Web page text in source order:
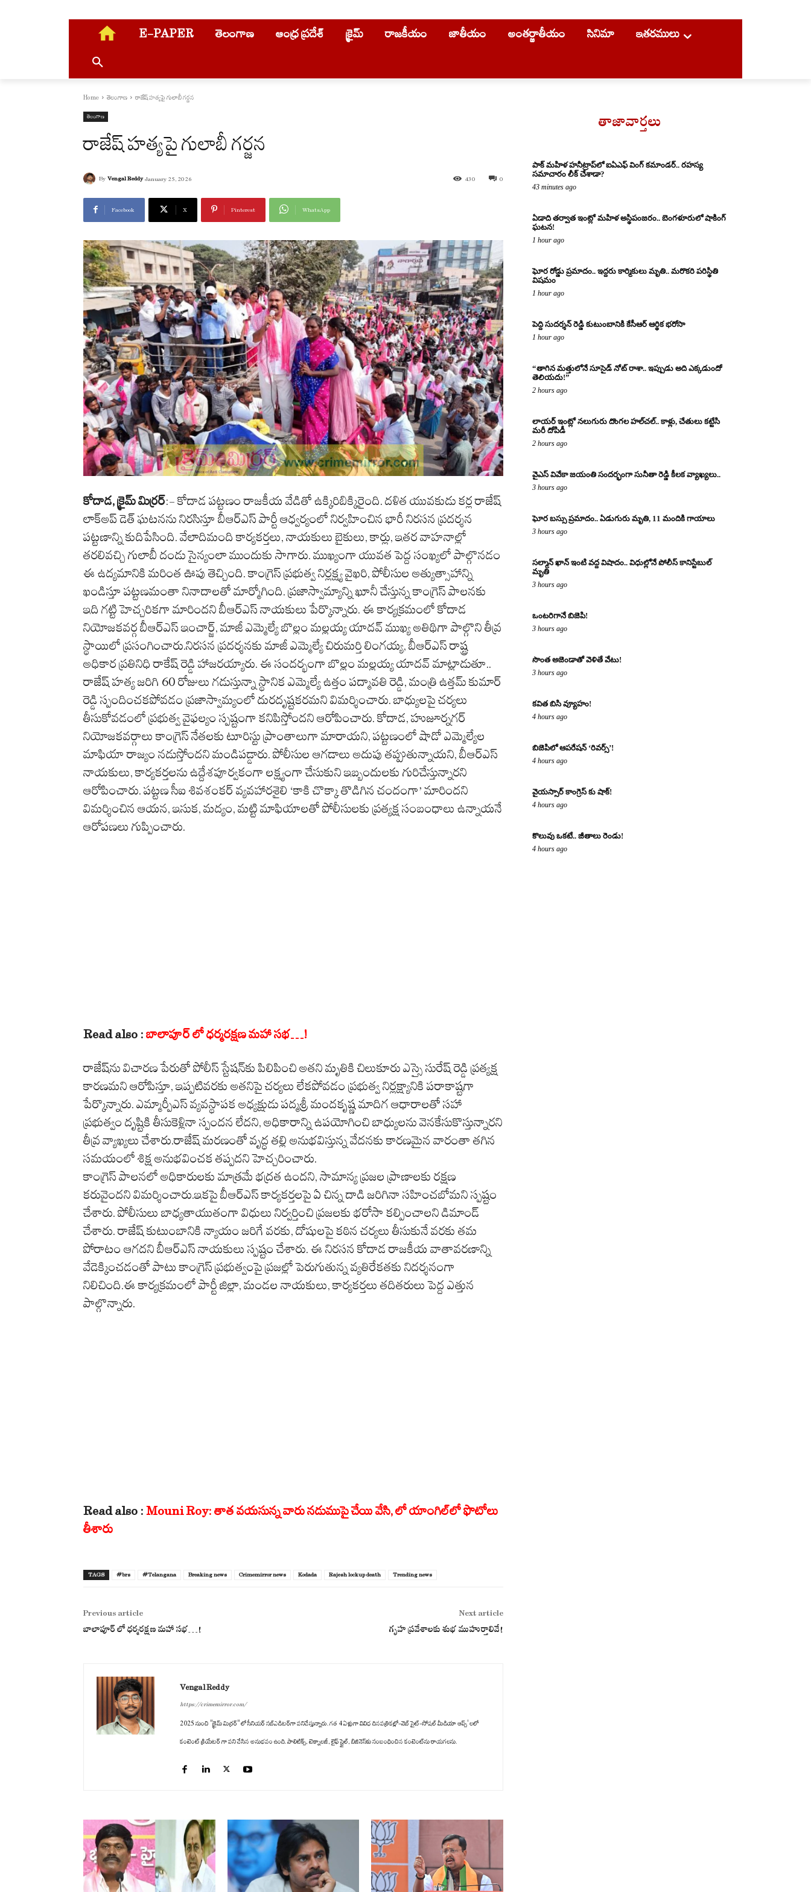
E-PAPER తెలంగాణ ఆంధ్ర ప్రదేశ్ క్రైమ్ రాజకీయం జాతీయం అంతర్జాతీయం సినిమా ఇతరములు
Home తెలంగాణ రాజేష్ హత్యపై గులాబీ గర్జన
తెలంగాణ
రాజేష్ హత్యపై గులాబీ గర్జన
By Vengal Reddy January 25, 2026 0
430
Facebook X Pinterest WhatsApp
కోదాడ, క్రైమ్ మిర్రర్:- కోదాడ పట్టణం రాజకీయ వేడితో ఉక్కిరిబిక్కిరైంది. దళిత యువకుడు కర్ల రాజేష్
లాక్‌అప్ డెత్ ఘటనను నిరసిస్తూ బీఆర్ఎస్ పార్టీ ఆధ్వర్యంలో నిర్వహించిన భారీ నిరసన ప్రదర్శన
పట్టణాన్ని కుదిపేసింది. వేలాదిమంది కార్యకర్తలు, నాయకులు బైకులు, కార్లు, ఇతర వాహనాల్లో
తరలివచ్చి గులాబీ దండు సైన్యంలా ముందుకు సాగారు. ముఖ్యంగా యువత పెద్ద సంఖ్యలో పాల్గొనడం
ఈ ఉద్యమానికి మరింత ఊపు తెచ్చింది. కాంగ్రెస్ ప్రభుత్వ నిర్లక్ష్య వైఖరి, పోలీసుల అత్యుత్సాహాన్ని
ఖండిస్తూ పట్టణమంతా నినాదాలతో మార్మోగింది. ప్రజాస్వామ్యాన్ని ఖూనీ చేస్తున్న కాంగ్రెస్ పాలనకు
ఇది గట్టి హెచ్చరికగా మారిందని బీఆర్ఎస్ నాయకులు పేర్కొన్నారు. ఈ కార్యక్రమంలో కోదాడ
నియోజకవర్గ బీఆర్ఎస్ ఇంచార్జ్, మాజీ ఎమ్మెల్యే బొల్లం మల్లయ్య యాదవ్ ముఖ్య అతిథిగా పాల్గొని తీవ్ర
స్థాయిలో ప్రసంగించారు.నిరసన ప్రదర్శనకు మాజీ ఎమ్మెల్యే చిరుమర్తి లింగయ్య, బీఆర్ఎస్ రాష్ట్ర
అధికార ప్రతినిధి రాకేష్ రెడ్డి హాజరయ్యారు. ఈ సందర్భంగా బొల్లం మల్లయ్య యాదవ్ మాట్లాడుతూ..
రాజేష్ హత్య జరిగి 60 రోజులు గడుస్తున్నా స్థానిక ఎమ్మెల్యే ఉత్తం పద్మావతి రెడ్డి, మంత్రి ఉత్తమ్ కుమార్
రెడ్డి స్పందించకపోవడం ప్రజాస్వామ్యంలో దురదృష్టకరమని విమర్శించారు. బాధ్యులపై చర్యలు
తీసుకోవడంలో ప్రభుత్వ వైఫల్యం స్పష్టంగా కనిపిస్తోందని ఆరోపించారు. కోదాడ, హుజూర్నగర్
నియోజకవర్గాలు కాంగ్రెస్ నేతలకు టూరిస్టు ప్రాంతాలుగా మారాయని, పట్టణంలో షాడో ఎమ్మెల్యేల
మాఫియా రాజ్యం నడుస్తోందని మండిపడ్డారు. పోలీసుల ఆగడాలు అదుపు తప్పుతున్నాయని, బీఆర్ఎస్
నాయకులు, కార్యకర్తలను ఉద్దేశపూర్వకంగా లక్ష్యంగా చేసుకుని ఇబ్బందులకు గురిచేస్తున్నారని
ఆరోపించారు. పట్టణ సీఐ శివశంకర్ వ్యవహారశైలి ‘కాకి చొక్కా తొడిగిన చందంగా’ మారిందని
విమర్శించిన ఆయన, ఇసుక, మద్యం, మట్టి మాఫియాలతో పోలీసులకు ప్రత్యక్ష సంబంధాలు ఉన్నాయనే
ఆరోపణలు గుప్పించారు.
Read also : బాలాపూర్ లో ధర్మరక్షణ మహా సభ…!
రాజేష్‌ను విచారణ పేరుతో పోలీస్ స్టేషన్‌కు పిలిపించి అతని మృతికి చిలుకూరు ఎస్సై సురేష్ రెడ్డి ప్రత్యక్ష
కారణమని ఆరోపిస్తూ, ఇప్పటివరకు అతనిపై చర్యలు లేకపోవడం ప్రభుత్వ నిర్లక్ష్యానికి పరాకాష్టగా
పేర్కొన్నారు. ఎమ్మార్పీఎస్ వ్యవస్థాపక అధ్యక్షుడు పద్మశ్రీ మందకృష్ణ మాదిగ ఆధారాలతో సహా
ప్రభుత్వం దృష్టికి తీసుకెళ్లినా స్పందన లేదని, అధికారాన్ని ఉపయోగించి బాధ్యులను వెనకేసుకొస్తున్నారని
తీవ్ర వ్యాఖ్యలు చేశారు.రాజేష్ మరణంతో వృద్ధ తల్లి అనుభవిస్తున్న వేదనకు కారణమైన వారంతా తగిన
సమయంలో శిక్ష అనుభవించక తప్పదని హెచ్చరించారు.
కాంగ్రెస్ పాలనలో అధికారులకు మాత్రమే భద్రత ఉందని, సామాన్య ప్రజల ప్రాణాలకు రక్షణ
కరువైందని విమర్శించారు.ఇకపై బీఆర్ఎస్ కార్యకర్తలపై ఏ చిన్న దాడి జరిగినా సహించబోమని స్పష్టం
చేశారు. పోలీసులు బాధ్యతాయుతంగా విధులు నిర్వర్తించి ప్రజలకు భరోసా కల్పించాలని డిమాండ్
చేశారు. రాజేష్ కుటుంబానికి న్యాయం జరిగే వరకు, దోషులపై కఠిన చర్యలు తీసుకునే వరకు తమ
పోరాటం ఆగదని బీఆర్ఎస్ నాయకులు స్పష్టం చేశారు. ఈ నిరసన కోదాడ రాజకీయ వాతావరణాన్ని
వేడెక్కించడంతో పాటు కాంగ్రెస్ ప్రభుత్వంపై ప్రజల్లో పెరుగుతున్న వ్యతిరేకతకు నిదర్శనంగా
నిలిచింది.ఈ కార్యక్రమంలో పార్టీ జిల్లా, మండల నాయకులు, కార్యకర్తలు తదితరులు పెద్ద ఎత్తున
పాల్గొన్నారు.
Read also : Mouni Roy: తాత వయసున్న వారు నడుముపై చేయి వేసి, లో యాంగిల్‌లో ఫొటోలు
తీశారు
TAGS #brs #Telangana Breaking news Crimemirror news Kodada Rajesh lockup death Trending news
Previous article
బాలాపూర్ లో ధర్మరక్షణ మహా సభ…!
Next article
గృహ ప్రవేశాలకు శుభ ముహుర్తాలివే!
Vengal Reddy
https://crimemirror.com/
2025 నుంచి "క్రైమ్ మిర్రర్" లో సీనియర్ సబ్‌ఎడిటర్‌గా పనిచేస్తున్నారు. గత 4 ఏళ్లుగా వివిధ దినపత్రికల్లో-వెబ్ సైట్-సోషల్ మీడియా ఆప్స్' లలో
కంటెంట్ క్రియేటర్ గా పని చేసిన అనుభవం ఉంది. పాలిటిక్స్‌, టెక్నాలజీ, లైఫ్‌ స్టైల్‌, బిజినెస్‌కు సంబంధించిన కంటెంట్‌ను రాయగలను.
తాజావార్తలు
పాక్ మహిళ హనీట్రాప్‌లో ఐఏఎఫ్ వింగ్ కమాండర్.. రహస్య
సమాచారం లీక్ చేశాడా?
43 minutes ago
ఏడాది తర్వాత ఇంట్లో మహిళ అస్థిపంజరం.. బెంగళూరులో షాకింగ్
ఘటన!
1 hour ago
ఘోర రోడ్డు ప్రమాదం.. ఇద్దరు కార్మికులు మృతి.. మరొకరి పరిస్థితి
విషమం
1 hour ago
పెద్ది సుదర్శన్ రెడ్డి కుటుంబానికి కేసీఆర్ ఆర్థిక భరోసా
1 hour ago
“తాగిన మత్తులోనే సూసైడ్ నోట్ రాశా.. ఇప్పుడు అది ఎక్కడుందో
తెలియదు!”
2 hours ago
లాయర్ ఇంట్లో నలుగురు దొంగల హల్‌చల్.. కాళ్లు, చేతులు కట్టేసి
మరీ దోపిడీ
2 hours ago
వైఎస్ వివేకా జయంతి సందర్భంగా సునీతా రెడ్డి కీలక వ్యాఖ్యలు..
3 hours ago
ఘోర బస్సు ప్రమాదం.. ఏడుగురు మృతి, 11 మందికి గాయాలు
3 hours ago
సల్మాన్ ఖాన్ ఇంటి వద్ద విషాదం.. విధుల్లోనే పోలీస్ కానిస్టేబుల్
మృతి
3 hours ago
ఒంటరిగానే బిజెపి!
3 hours ago
సొంత అజెండాతో వెళితే వేటు!
3 hours ago
కవిత బిసి వ్యూహం!
4 hours ago
బిజెపిలో ఆపరేషన్ ‘రివర్స్’!
4 hours ago
వైయస్సార్ కాంగ్రెస్ కు షాక్!
4 hours ago
కొలువు ఒకటే.. జీతాలు రెండు!
4 hours ago